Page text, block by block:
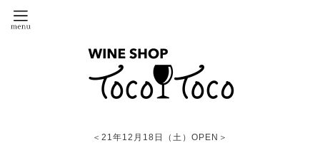
＜21年12月18日（土）OPEN＞